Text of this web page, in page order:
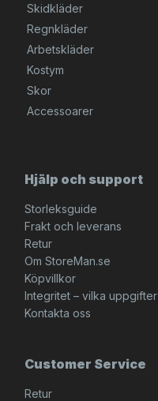
Skidkläder
Regnkläder
Arbetskläder
Kostym
Skor
Accessoarer
Hjälp och support
Storleksguide
Frakt och leverans
Retur
Om StoreMan.se
Köpvillkor
Integritet – vilka
Kontakta oss
Customer Service
Retur